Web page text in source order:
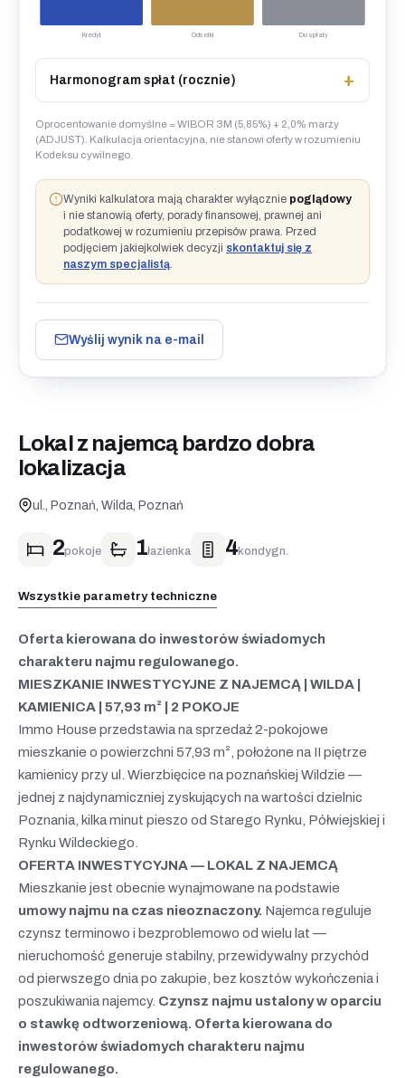
Kredyt Odsetki Do spłaty
Harmonogram spłat (rocznie)
Oprocentowanie domyślne = WIBOR 3M (5,85%) + 2,0% marży
(ADJUST). Kalkulacja orientacyjna, nie stanowi oferty w rozumieniu
Kodeksu cywilnego.
Wyniki kalkulatora mają charakter wyłącznie poglądowy
i nie stanowią oferty, porady finansowej, prawnej ani
podatkowej w rozumieniu przepisów prawa. Przed
podjęciem jakiejkolwiek decyzji skontaktuj się z
naszym specjalistą
Wyślij wynik na e-mail
Lokal z najemcą bardzo dobra
lokalizacja
ul., Poznań, Wilda, Poznań
2pokoje 1łazienka 4kondygn.
Wszystkie parametry techniczne
Oferta kierowana do inwestorów świadomych
charakteru najmu regulowanego.
MIESZKANIE INWESTYCYJNE Z NAJEMCĄ | WILDA |
KAMIENICA | 57,93 m² | 2 POKOJE
Immo House przedstawia na sprzedaż 2-pokojowe
mieszkanie o powierzchni 57,93 m², położone na II piętrze
kamienicy przy ul. Wierzbięcice na poznańskiej Wildzie —
jednej z najdynamiczniej zyskujących na wartości dzielnic
Poznania, kilka minut pieszo od Starego Rynku, Półwiejskiej i
Rynku Wildeckiego.
OFERTA INWESTYCYJNA — LOKAL Z NAJEMCĄ
Mieszkanie jest obecnie wynajmowane na podstawie
umowy najmu na czas nieoznaczony. Najemca reguluje
czynsz terminowo i bezproblemowo od wielu lat —
nieruchomość generuje stabilny, przewidywalny przychód
od pierwszego dnia po zakupie, bez kosztów wykończenia i
poszukiwania najemcy. Czynsz najmu ustalony w oparciu
o stawkę odtworzeniową. Oferta kierowana do
inwestorów świadomych charakteru najmu
regulowanego.